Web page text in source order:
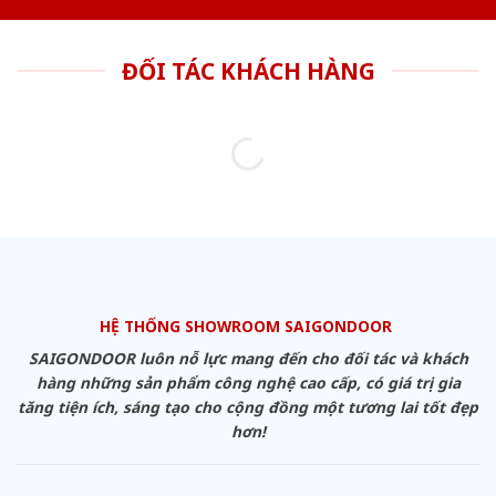
ĐỐI TÁC KHÁCH HÀNG
HỆ THỐNG SHOWROOM SAIGONDOOR
SAIGONDOOR luôn nỗ lực mang đến cho đối tác và khách
hàng những sản phẩm công nghệ cao cấp, có giá trị gia
tăng tiện ích, sáng tạo cho cộng đồng một tương lai tốt đẹp
hơn!